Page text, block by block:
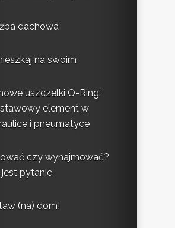
dachowa
na swoim
uszczelki O-Ring:
element w
i pneumatyce
czy wynajmować?
pytanie
(na) dom!